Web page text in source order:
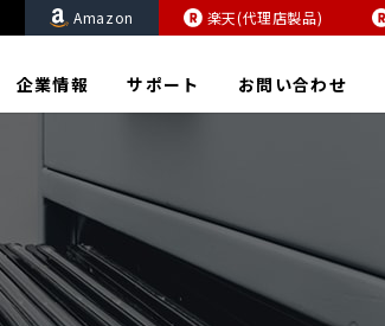
Amazon 楽天(代理店製品)
企業情報 サポート お問い合わせ